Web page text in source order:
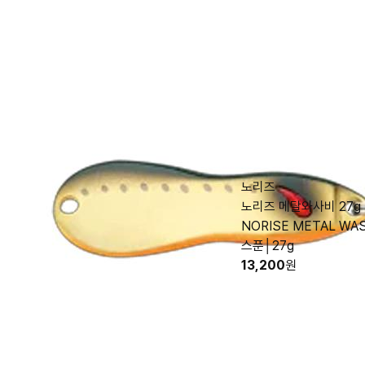
노리즈
노리즈 메탈와사비 27g
NORISE METAL
스푼│27g
13,200원